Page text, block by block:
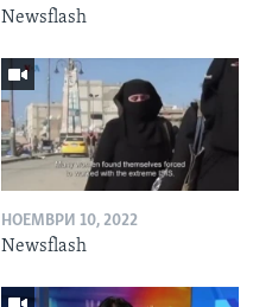
Newsflash
НОЕМВРИ 10, 2022
Newsflash